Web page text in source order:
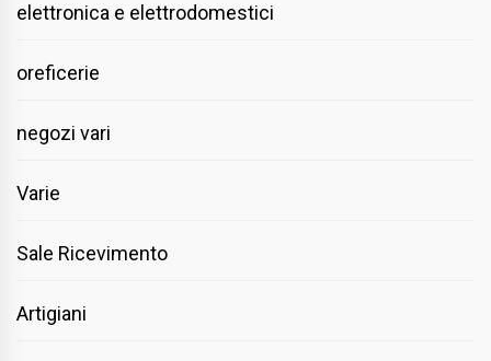
elettronica e elettrodomestici
oreficerie
negozi vari
Varie
Sale Ricevimento
Artigiani